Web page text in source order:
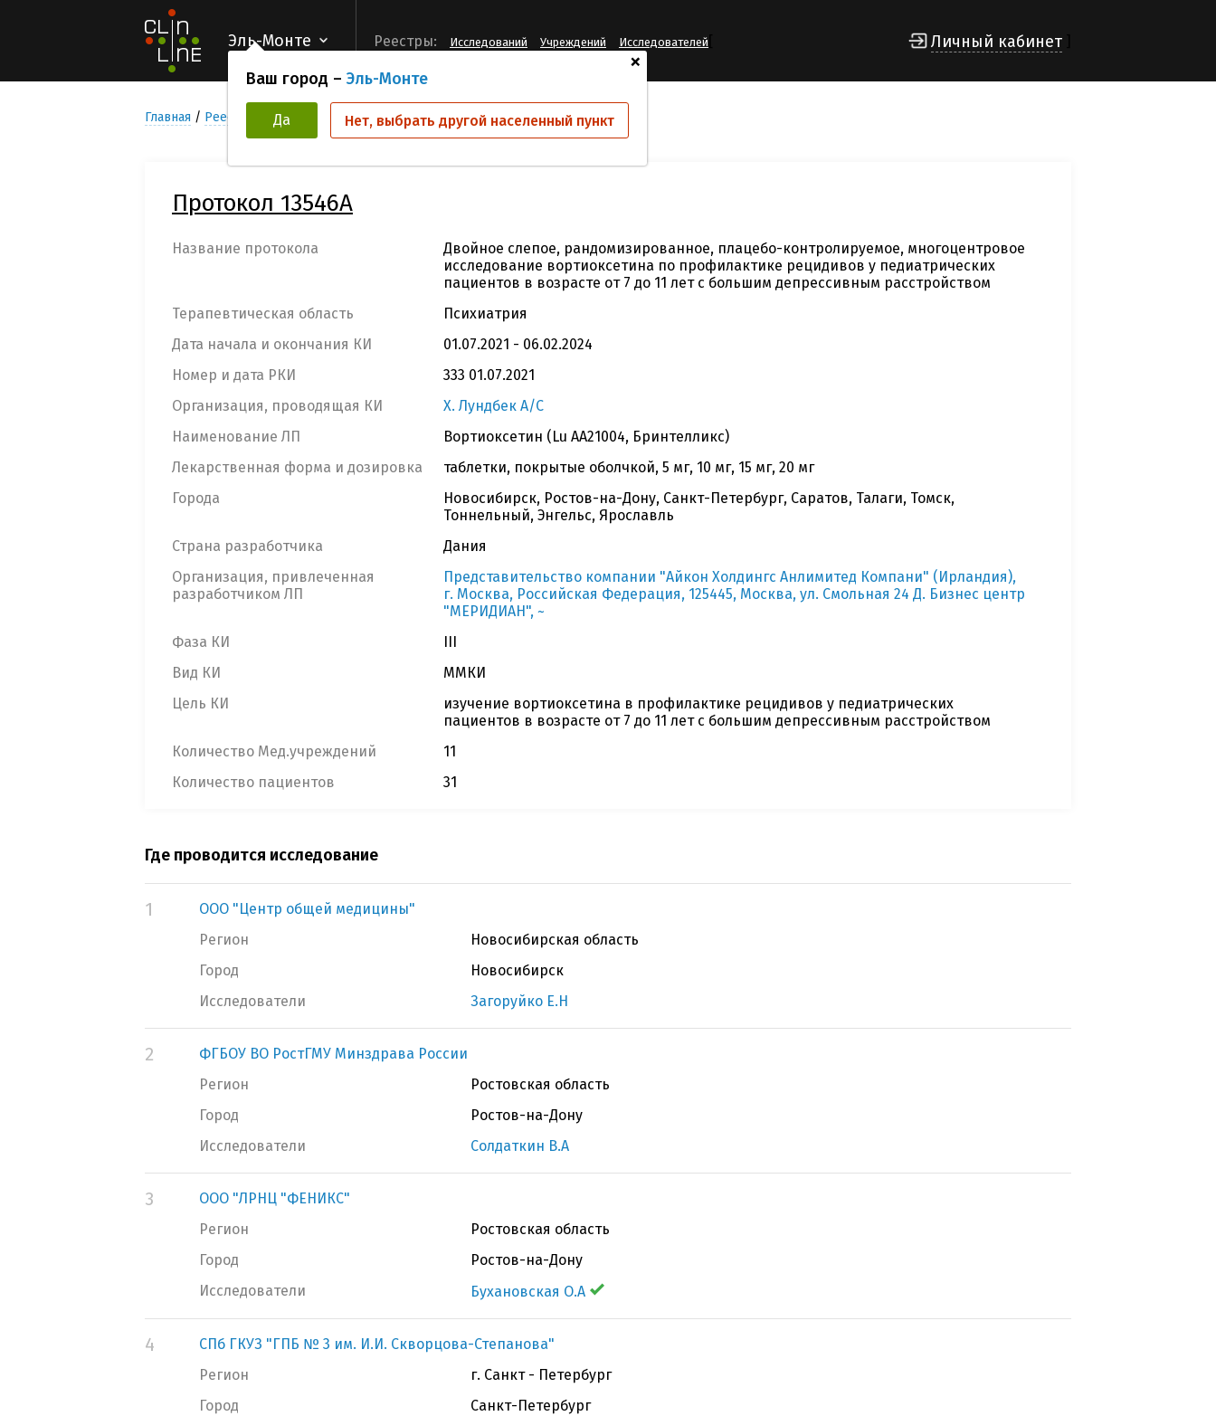
Эль-Монте
+
Ваш город – Эль-Монте
Да Нет, выбрать другой населенный пункт
Реестры: Исследований Учреждений Исследователей Личный кабинет
Главная Реестр Клинических исследований 13546А
Протокол 13546А
Название протокола
Двойное слепое, рандомизированное, плацебо-контролируемое, многоцентровое
исследование вортиоксетина по профилактике рецидивов у педиатрических
пациентов в возрасте от 7 до 11 лет с большим депрессивным расстройством
Терапевтическая область
Психиатрия
Дата начала и окончания КИ
01.07.2021 - 06.02.2024
Номер и дата РКИ
333 01.07.2021
Организация, проводящая КИ
Х. Лундбек А/С
Наименование ЛП
Вортиоксетин (Lu AA21004, Бринтелликс)
Лекарственная форма и дозировка
таблетки, покрытые оболчкой, 5 мг, 10 мг, 15 мг, 20 мг
Города
Новосибирск, Ростов-на-Дону, Санкт-Петербург, Саратов, Талаги, Томск,
Тоннельный, Энгельс, Ярославль
Страна разработчика
Дания
Организация, привлеченная
разработчиком ЛП
Представительство компании "Айкон Холдингс Анлимитед Компани" (Ирландия),
г. Москва, Российская Федерация, 125445, Москва, ул. Смольная 24 Д. Бизнес центр
"МЕРИДИАН", ~
Фаза КИ
III
Вид КИ
ММКИ
Цель КИ
изучение вортиоксетина в профилактике рецидивов у педиатрических
пациентов в возрасте от 7 до 11 лет с большим депрессивным расстройством
Количество Мед.учреждений
11
Количество пациентов
31
Где проводится исследование
1
ООО "Центр общей медицины"
Регион
Новосибирская область
Город
Новосибирск
Исследователи
Загоруйко Е.Н
2
ФГБОУ ВО РостГМУ Минздрава России
Регион
Ростовская область
Город
Ростов-на-Дону
Исследователи
Солдаткин В.А
3
ООО "ЛРНЦ "ФЕНИКС"
Регион
Ростовская область
Город
Ростов-на-Дону
Исследователи
Бухановская О.А
4
СПб ГКУЗ "ГПБ № 3 им. И.И. Скворцова-Степанова"
Регион
г. Санкт - Петербург
Город
Санкт-Петербург